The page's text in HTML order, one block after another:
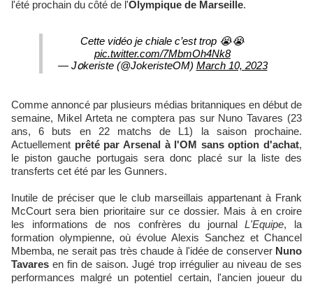
l'été prochain du côté de l'Olympique de Marseille.
Cette vidéo je chiale c’est trop 😭😭
pic.twitter.com/7MbmOh4Nk8
— Jօkeriste (@JokeristeOM) March 10, 2023
Comme annoncé par plusieurs médias britanniques en début de
semaine, Mikel Arteta ne comptera pas sur Nuno Tavares (23
ans, 6 buts en 22 matchs de L1) la saison prochaine.
Actuellement prêté par Arsenal à l'OM sans option d'achat,
le piston gauche portugais sera donc placé sur la liste des
transferts cet été par les Gunners.
Inutile de préciser que le club marseillais appartenant à Frank
McCourt sera bien prioritaire sur ce dossier. Mais à en croire
les informations de nos confrères du journalL'Equipe, la
formation olympienne, où évolue Alexis Sanchez et Chancel
Mbemba, ne serait pas très chaude à l'idée de conserver Nuno
Tavares en fin de saison. Jugé trop irrégulier au niveau de ses
performances malgré un potentiel certain, l'ancien joueur du